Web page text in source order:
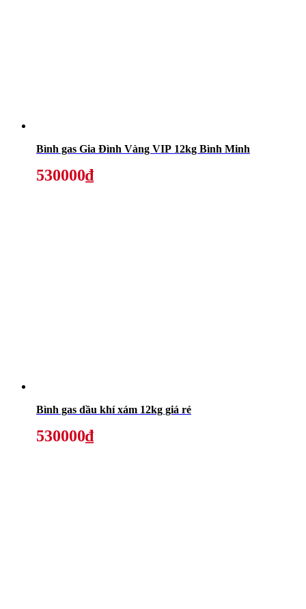
Bình gas Gia Đình Vàng VIP 12kg Bình Minh
530000₫
Bình gas dầu khí xám 12kg giá rẻ
530000₫